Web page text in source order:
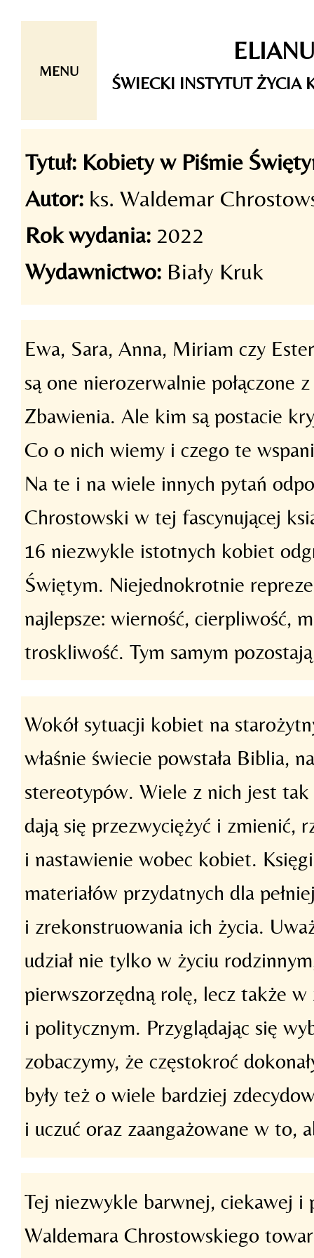
ŚWIECKI INSTYTUT ŻYCIA
MENU
Tytuł: Kobiety w Piśmie
Autor: ks. Waldemar
Rok wydania: 2022
Wydawnictwo: Biały Kruk
Ewa, Sara, Anna, Miriam czy
są one nierozerwalnie połączone
Zbawienia. Ale kim są postacie
Co o nich wiemy i czego te
Na te i na wiele innych pytań
Chrostowski w tej fascynującej
16 niezwykle istotnych kobiet
Świętym. Niejednokrotnie
najlepsze: wierność, cierpliwość,
troskliwość. Tym samym
Wokół sytuacji kobiet na
właśnie świecie powstała Biblia,
stereotypów. Wiele z nich jest
dają się przezwyciężyć i zmienić,
i nastawienie wobec kobiet.
materiałów przydatnych dla
i zrekonstruowania ich życia.
udział nie tylko w życiu
pierwszorzędną rolę, lecz także w
i politycznym. Przyglądając się
zobaczymy, że częstokroć
były też o wiele bardziej
i uczuć oraz zaangażowane w to,
Tej niezwykle barwnej, ciekawej i
Waldemara Chrostowskiego